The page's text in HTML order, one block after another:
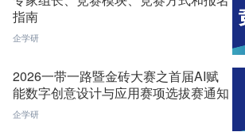
指南
企学研
2026一带一路暨金砖大赛之首届AI赋
能数字创意设计与应用赛项选拔赛通知
企学研